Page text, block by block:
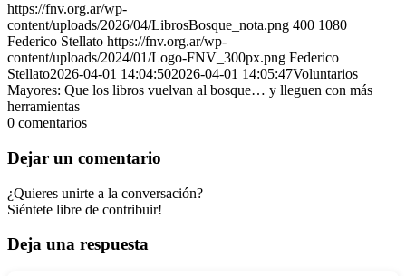
https://fnv.org.ar/wp-
content/uploads/2026/04/LibrosBosque_nota.png 400 1080
Federico Stellato https://fnv.org.ar/wp-
content/uploads/2024/01/Logo-FNV_300px.png Federico
Stellato2026-04-01 14:04:502026-04-01 14:05:47Voluntarios
Mayores: Que los libros vuelvan al bosque… y lleguen con más
herramientas
0 comentarios
Dejar un comentario
¿Quieres unirte a la conversación?
Siéntete libre de contribuir!
Deja una respuesta